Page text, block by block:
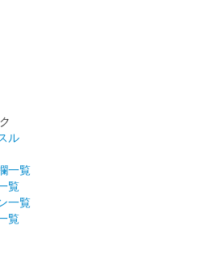
御城印
御城印
ル
一覧
覧
一覧
覧